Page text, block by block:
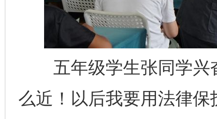
五年级学生张同学兴
么近！以后我要用法律